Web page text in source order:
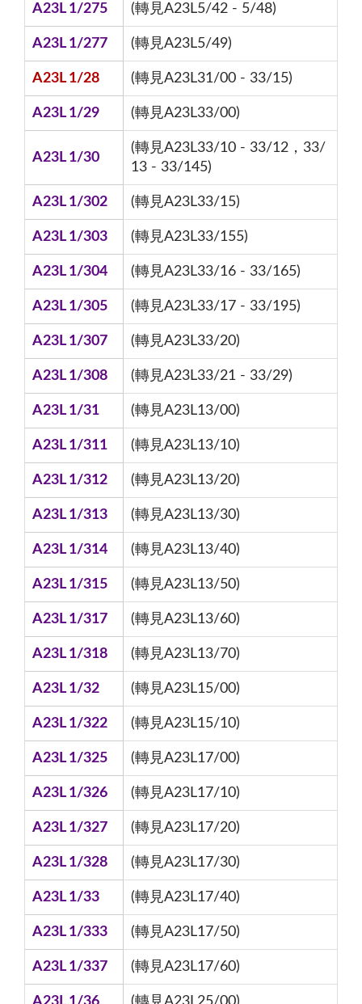
A23L 1/275 (轉見A23L5/42 - 5/48)
A23L 1/277 (轉見A23L5/49)
A23L 1/28 (轉見A23L31/00 - 33/15)
A23L 1/29 (轉見A23L33/00)
A23L 1/30
(轉見A23L33/10 - 33/12，33/
13 - 33/145)
A23L 1/302 (轉見A23L33/15)
A23L 1/303 (轉見A23L33/155)
A23L 1/304 (轉見A23L33/16 - 33/165)
A23L 1/305 (轉見A23L33/17 - 33/195)
A23L 1/307 (轉見A23L33/20)
A23L 1/308 (轉見A23L33/21 - 33/29)
A23L 1/31 (轉見A23L13/00)
A23L 1/311 (轉見A23L13/10)
A23L 1/312 (轉見A23L13/20)
A23L 1/313 (轉見A23L13/30)
A23L 1/314 (轉見A23L13/40)
A23L 1/315 (轉見A23L13/50)
A23L 1/317 (轉見A23L13/60)
A23L 1/318 (轉見A23L13/70)
A23L 1/32 (轉見A23L15/00)
A23L 1/322 (轉見A23L15/10)
A23L 1/325 (轉見A23L17/00)
A23L 1/326 (轉見A23L17/10)
A23L 1/327 (轉見A23L17/20)
A23L 1/328 (轉見A23L17/30)
A23L 1/33 (轉見A23L17/40)
A23L 1/333 (轉見A23L17/50)
A23L 1/337 (轉見A23L17/60)